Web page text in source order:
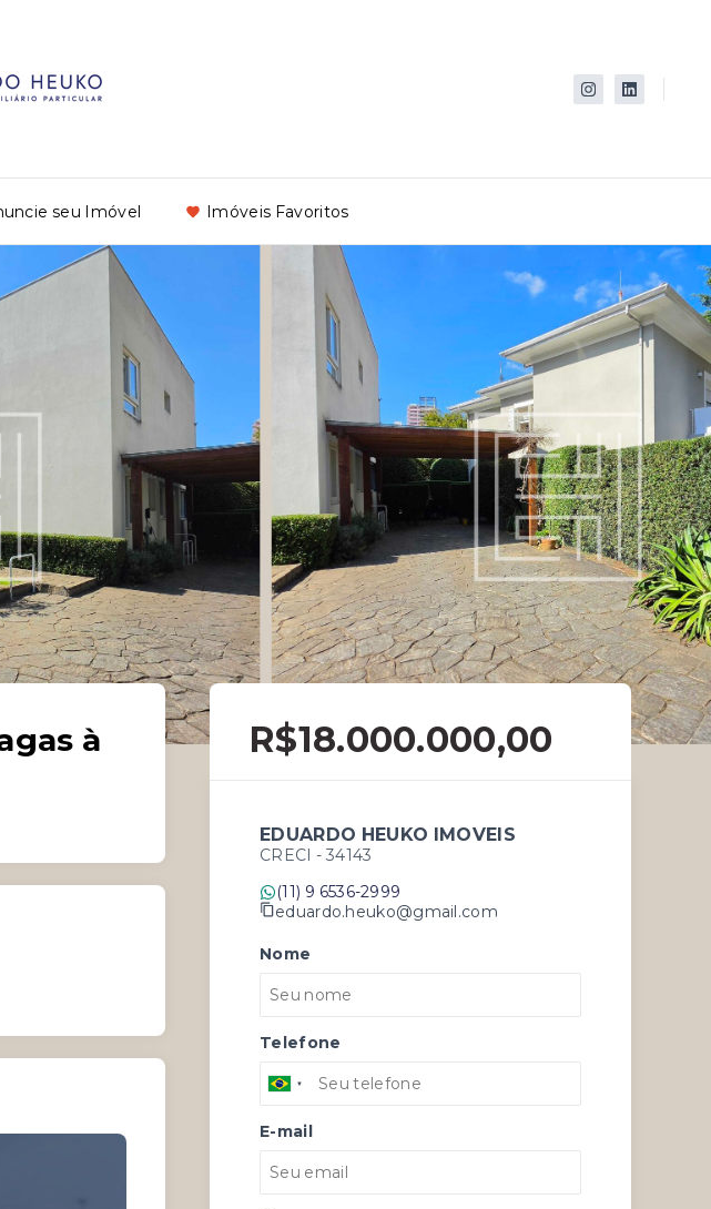
seu Imóvel Imóveis Favoritos
à
R$18.000.000,00
EDUARDO HEUKO IMOVEIS
CRECI - 34143
(11) 9 6536-2999
eduardo.heuko@gmail.com
Nome
Telefone
E-mail